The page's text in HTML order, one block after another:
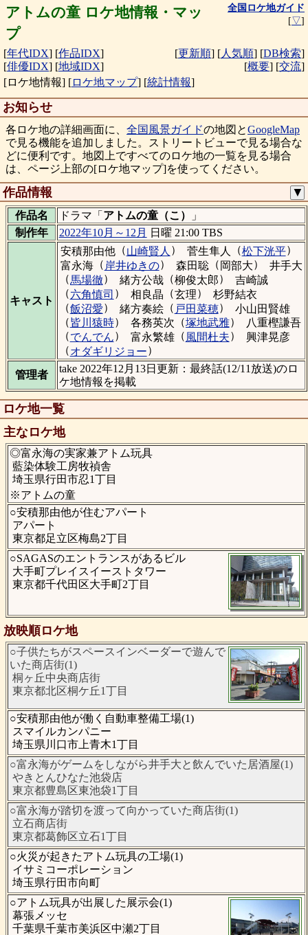
アトムの童 ロケ地情報・マッ
プ
全国ロケ地ガイド
[▽]
[年代IDX] [作品IDX]
[俳優IDX] [地域IDX]
[更新順] [人気順] [DB検索]
[概要] [交流]
[ロケ地情報] [ロケ地マップ] [統計情報]
お知らせ
各ロケ地の詳細画面に、 全国風景ガイドの地図とGoogleMap
で見る機能を追加しました。ストリートビューで見る場合な
どに便利です。地図上ですべてのロケ地の一覧を見る場合
は、ページ上部の[ロケ地マップ]を使ってください。
作品情報 ▼
作品名 ドラマ「 アトムの童（こ）
」
制作年
2022年10月～12月 日曜 21:00 TBS
キャスト
安積那由他 （山崎賢人 ） 菅生隼人 （松下洸平）
富永海（ 岸井ゆきの） 森田聡（ 岡部大）
井手大
（馬場徹） 緒方公哉（柳俊太郎）
吉崎誠
（六角慎司 ） 相良晶 （玄理）
杉野結衣
（飯沼愛） 緒方奏絵（ 戸田菜穂）
小山田賢雄
（皆川猿時） 各務英次 （塚地武雅）
八重樫謙吾
（でんでん） 富永繁雄（ 風間杜夫）
興津晃彦
（オダギリジョー）
管理者
take 2022年12月13日更新：最終話(12/11放送)のロ
ケ地情報を掲載
ロケ地一覧
主なロケ地
◎富永海の実家兼アトム玩具
藍染体験工房牧禎舎
埼玉県行田市忍1丁目
※アトムの童
○安積那由他が住むアパート
アパート
東京都足立区梅島2丁目
○SAGASのエントランスがあるビル
大手町プレイスイーストタワー
東京都千代田区大手町2丁目
放映順ロケ地
○子供たちがスペースインベーダーで遊んで
いた商店街(1)
桐ヶ丘中央商店街
東京都北区桐ケ丘1丁目
○安積那由他が働く自動車整備工場(1)
スマイルカンパニー
埼玉県川口市上青木1丁目
○富永海がゲームをしながら井手大と飲んでいた居酒屋(1)
やきとんひなた池袋店
東京都豊島区東池袋1丁目
○富永海が踏切を渡って向かっていた商店街(1)
立石商店街
東京都葛飾区立石1丁目
○火災が起きたアトム玩具の工場(1)
イサミコーポレーション
埼玉県行田市向町
○アトム玩具が出展した展示会(1)
幕張メッセ
千葉県千葉市美浜区中瀬2丁目